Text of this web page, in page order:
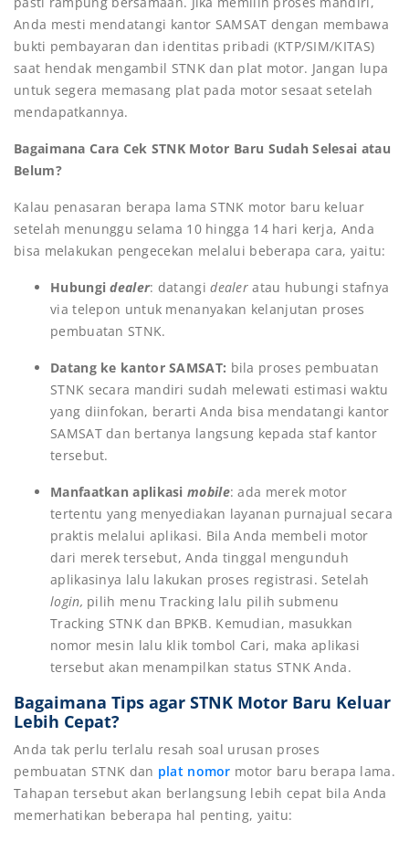
Anda mesti mendatangi kantor SAMSAT dengan membawa
bukti pembayaran dan identitas pribadi (KTP/SIM/KITAS)
saat hendak mengambil STNK dan plat motor. Jangan lupa
untuk segera memasang plat pada motor sesaat setelah
mendapatkannya.
Bagaimana Cara Cek STNK Motor Baru Sudah Selesai atau
Belum?
Kalau penasaran berapa lama STNK motor baru keluar
setelah menunggu selama 10 hingga 14 hari kerja, Anda
bisa melakukan pengecekan melalui beberapa cara, yaitu:
Hubungidealer: datangidealeratau hubungi stafnya
via telepon untuk menanyakan kelanjutan proses
pembuatan STNK.
Datang ke kantor SAMSAT: bila proses pembuatan
STNK secara mandiri sudah melewati estimasi waktu
yang diinfokan, berarti Anda bisa mendatangi kantor
SAMSAT dan bertanya langsung kepada staf kantor
tersebut.
Manfaatkan aplikasi mobile: ada merek motor
tertentu yang menyediakan layanan purnajual secara
praktis melalui aplikasi. Bila Anda membeli motor
dari merek tersebut, Anda tinggal mengunduh
aplikasinya lalu lakukan proses registrasi. Setelah
login, pilih menu Tracking lalu pilih submenu
Tracking STNK dan BPKB. Kemudian, masukkan
nomor mesin lalu klik tombol Cari, maka aplikasi
tersebut akan menampilkan status STNK Anda.
Bagaimana Tips agar STNK Motor Baru Keluar
Lebih Cepat?
Anda tak perlu terlalu resah soal urusan proses
pembuatan STNK dan plat nomor motor baru berapa lama.
Tahapan tersebut akan berlangsung lebih cepat bila Anda
memerhatikan beberapa hal penting, yaitu: